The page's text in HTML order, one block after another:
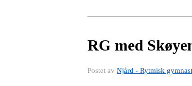
RG med
Postet av Njård - Rytmisk